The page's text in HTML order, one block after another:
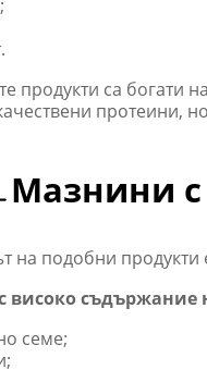
продукти са богати
протеини,
Мазнини с
на подобни продукти
високо съдържание
семе;